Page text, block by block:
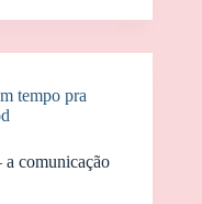
tempo pra
a comunicação